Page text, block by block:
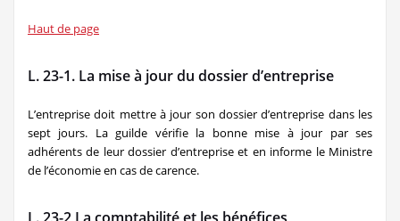
Haut de page
L. 23-1. La mise à jour du dossier d’entreprise
L’entreprise doit mettre à jour son dossier d’entreprise dans les
sept jours. La guilde vérifie la bonne mise à jour par ses
adhérents de leur dossier d’entreprise et en informe le Ministre
de l’économie en cas de carence.